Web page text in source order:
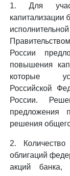
1. Для
капитализации
России
повышения
которые
Российской
России.
предложения
решения
2.
облигаций
акций